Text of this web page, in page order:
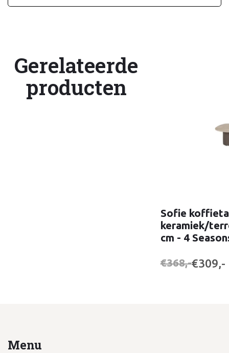
Gerelateerde
producten
Sofie
keramiek/
cm - 4
€368,-€309,-
Menu